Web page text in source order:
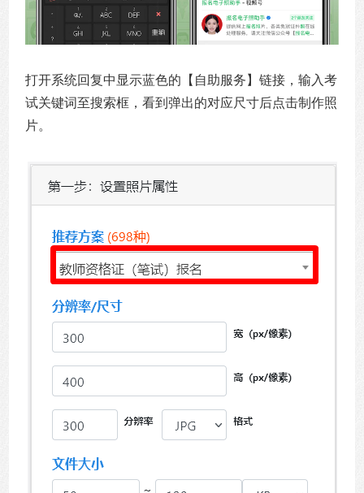
打开系统回复中显示蓝色的【自助服务】链接，输入考
试关键词至搜索框，看到弹出的对应尺寸后点击制作照
片。